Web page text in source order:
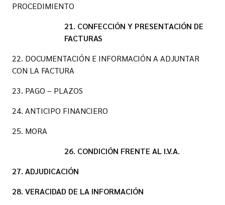
PROCEDIMIENTO
21. CONFECCIÓN Y PRESENTACIÓN DE
FACTURAS
22. DOCUMENTACIÓN E INFORMACIÓN A ADJUNTAR
CON LA FACTURA
23. PAGO – PLAZOS
24. ANTICIPO FINANCIERO
25. MORA
26. CONDICIÓN FRENTE AL I.V.A.
27. ADJUDICACIÓN
28. VERACIDAD DE LA INFORMACIÓN